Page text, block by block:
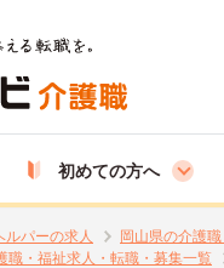
初めての方へ
ルパーの求人 岡山県の介護
職・福祉求人・転職・募集一覧